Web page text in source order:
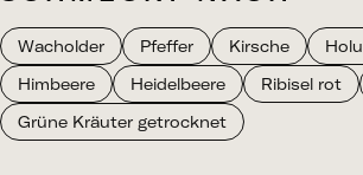
Wacholder Pfeffer Kirsche
Himbeere
Heidelbeere Ribisel rot
Grüne Kräuter getrocknet